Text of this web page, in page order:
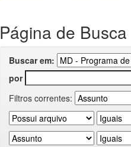
Página de Busca
Buscar em:
por
Filtros correntes: